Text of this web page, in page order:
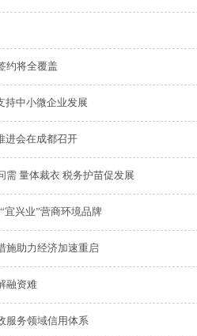
约将全覆盖
持中小微企业发展
进会在成都召开
需 量体裁衣 税务护苗促发展
宜兴业”营商环境品牌
施助力经济加速重启
融资难
服务领域信用体系